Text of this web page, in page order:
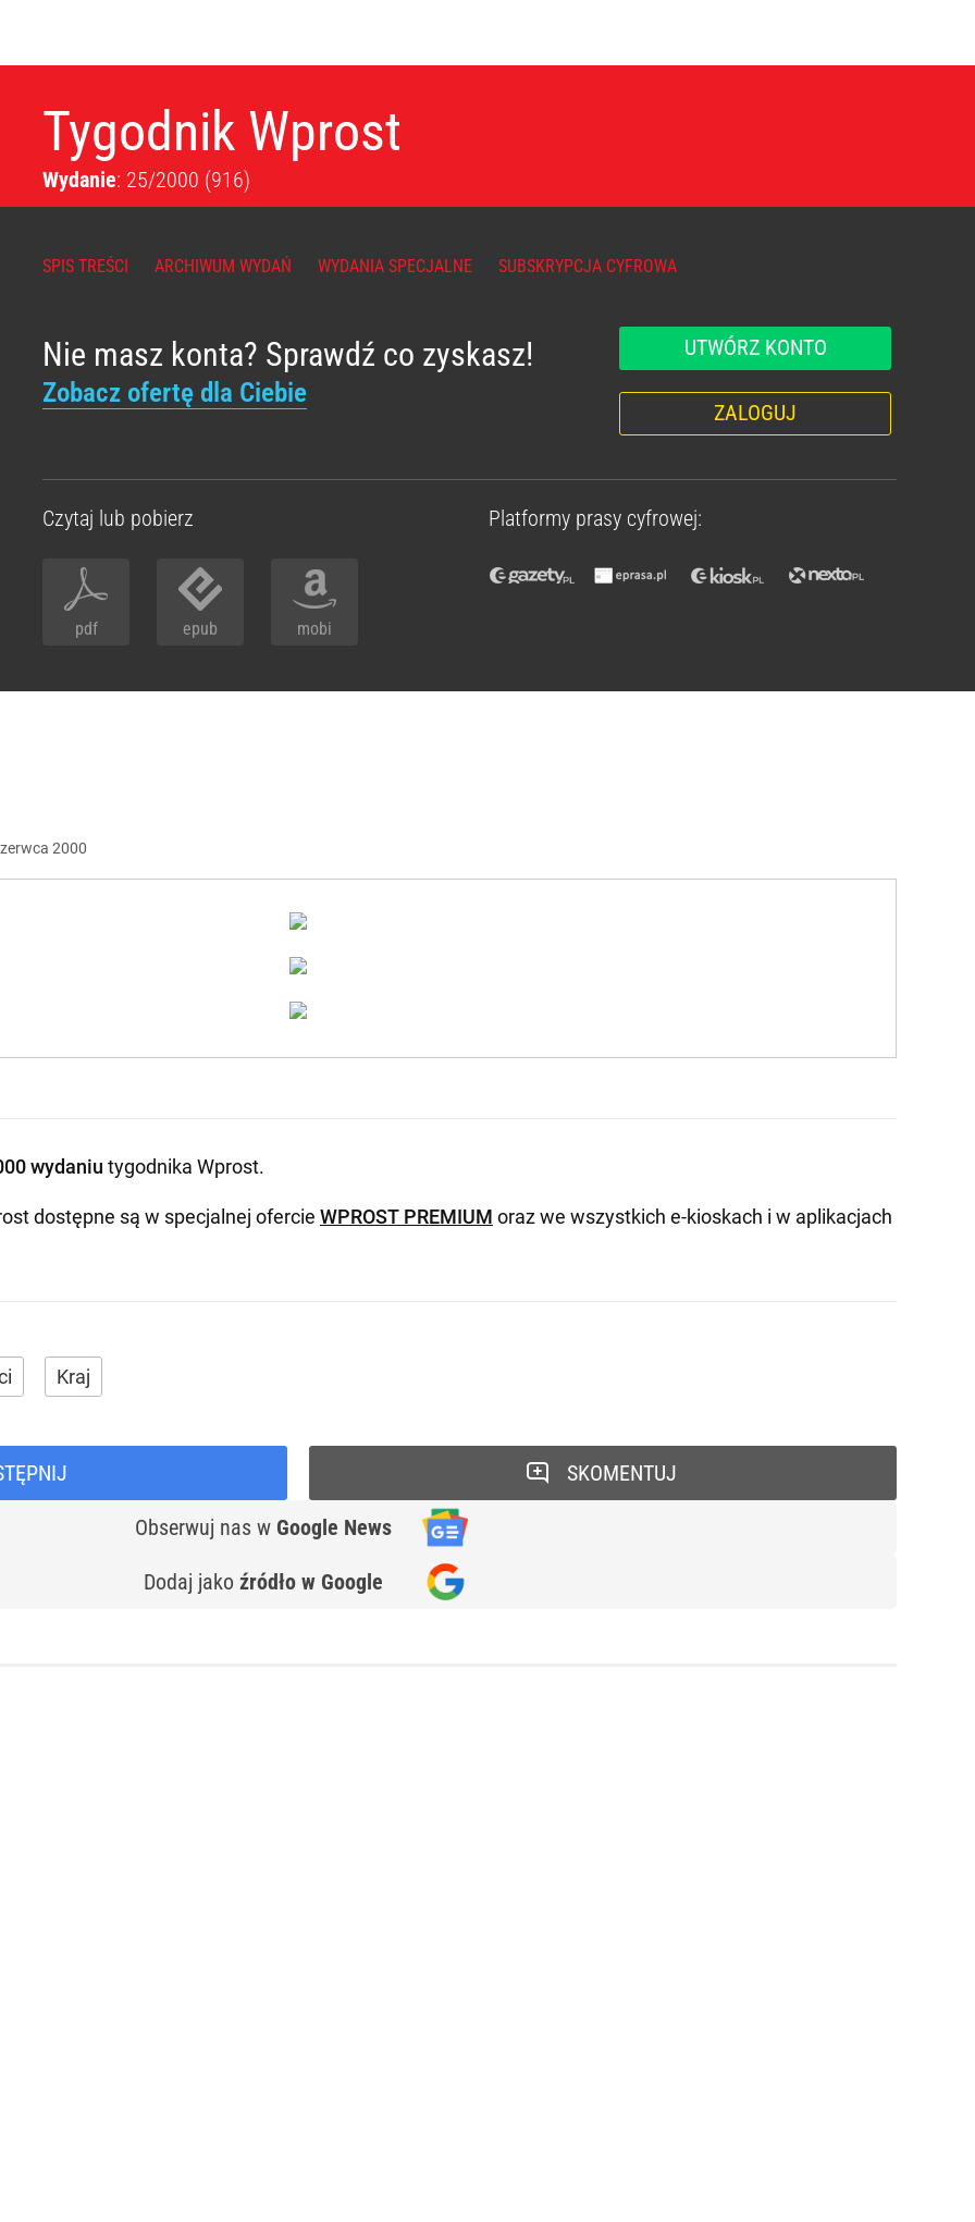
Tygodnik Wprost
Wydanie: 25/2000 (916)
SPIS TREŚCI ARCHIWUM WYDAŃ WYDANIA SPECJALNE SUBSKRYPCJA CYFROWA
Nie masz konta? Sprawdź co zyskasz!
Zobacz ofertę dla Ciebie
UTWÓRZ KONTO
ZALOGUJ
Czytaj lub pobierz
pdf epub mobi
Platformy prasy cyfrowej:
2000
wydaniu tygodnika Wprost.
dostępne są w specjalnej ofercie WPROST PREMIUM oraz we wszystkich e-kioskach i w aplikacjach
Kraj
Obserwuj nas w Google News
Dodaj jako źródło w Google
SKOMENTUJ